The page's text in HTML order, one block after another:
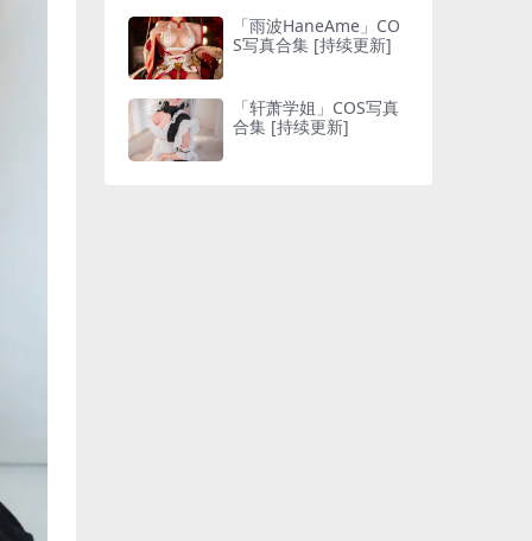
「雨波HaneAme」CO
S写真合集 [持续更新]
「轩萧学姐」COS写真
合集 [持续更新]